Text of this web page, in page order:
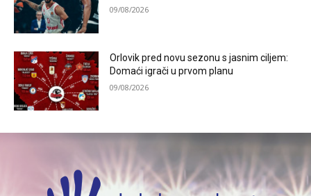
09/08/2026
Orlovik pred novu sezonu s jasnim ciljem:
Domaći igrači u prvom planu
09/08/2026